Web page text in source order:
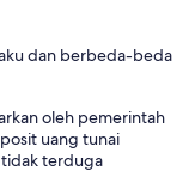
dan berbeda-beda
oleh pemerintah
uang tunai
terduga